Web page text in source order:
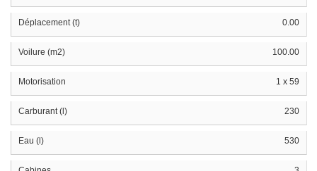
Déplacement (t) 0.00
Voilure (m2) 100.00
Motorisation 1 x 59
Carburant (l) 230
Eau (l) 530